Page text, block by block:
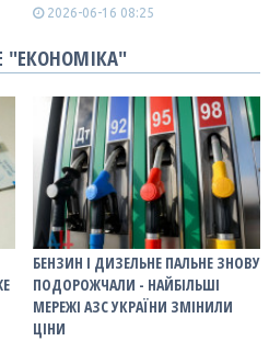
2026-06-16 08:25
"ЕКОНОМІКА"
БЕНЗИН І ДИЗЕЛЬНЕ ПАЛЬНЕ ЗНОВУ
ПОДОРОЖЧАЛИ - НАЙБІЛЬШІ
МЕРЕЖІ АЗС УКРАЇНИ ЗМІНИЛИ
ЦІНИ